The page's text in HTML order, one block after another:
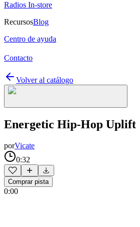
Radios In-store
RecursosBlog
Centro de ayuda
Contacto
Volver al catálogo
Energetic Hip-Hop Uplift
porVicate
0:32
Comprar pista
0:00